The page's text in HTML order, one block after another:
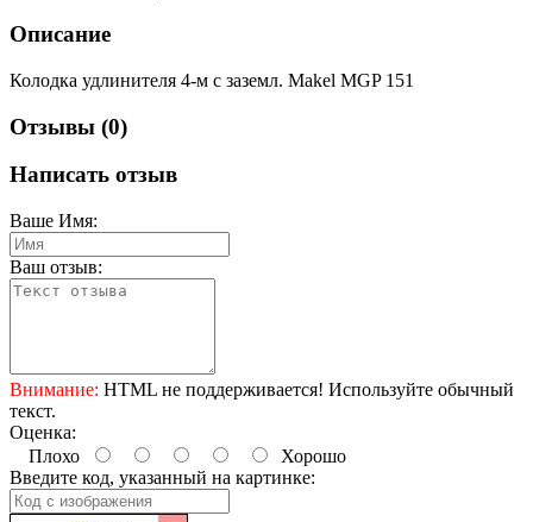
Описание
Колодка удлинителя 4-м с заземл. Makel MGP 151
Отзывы (0)
Написать отзыв
Ваше Имя:
Ваш отзыв:
Внимание: HTML не поддерживается! Используйте обычный
текст.
Оценка:
Плохо
Хорошо
Введите код, указанный на картинке: